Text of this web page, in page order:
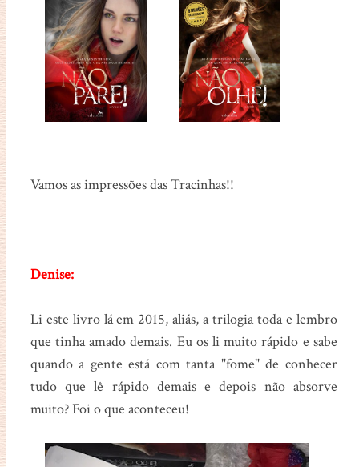
Vamos as impressões das Tracinhas!!
Denise:
Li este livro lá em 2015, aliás, a trilogia toda e lembro
que tinha amado demais. Eu os li muito rápido e sabe
quando a gente está com tanta "fome" de conhecer
tudo que lê rápido demais e depois não absorve
muito? Foi o que aconteceu!